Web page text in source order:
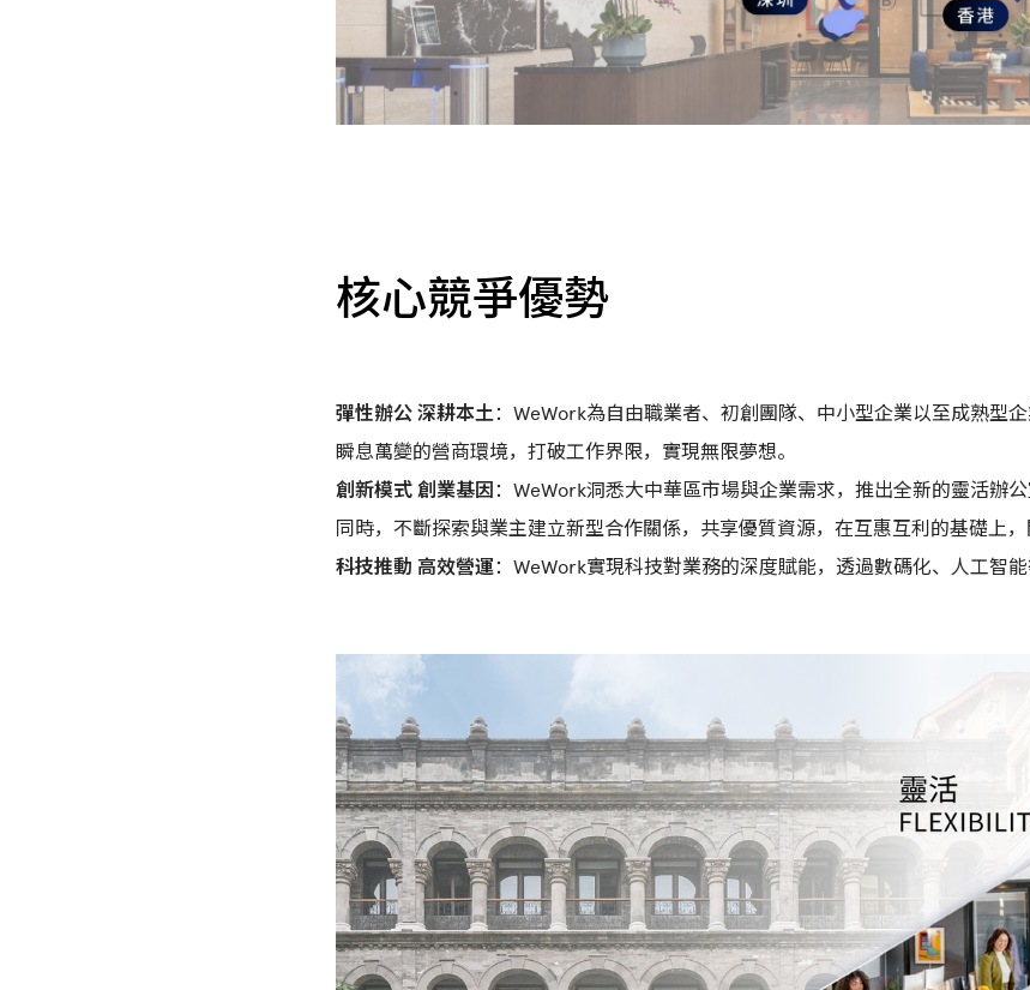
核心競爭優勢
彈性辦公 深耕本土：WeWork為自由職業者、初創團隊、中小型企業以至成熟型
瞬息萬變的營商環境，打破工作界限，實現無限夢想。
創新模式 創業基因 ：WeWork洞悉大中華區市場與企業需求，推出全新的靈活辦
同時，不斷探索與業主建立新型合作關係，共享優質資源，在互惠互利的基礎上，
科技推動 高效營運：WeWork實現科技對業務的深度賦能，透過數碼化、人工智